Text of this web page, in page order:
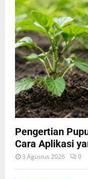
Pengertian
Cara Aplikasi
3 Agustus 2026 0